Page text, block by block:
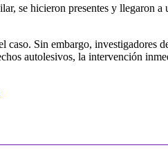
se hicieron presentes y llegaron
Sin embargo, investigadores
autolesivos, la intervención